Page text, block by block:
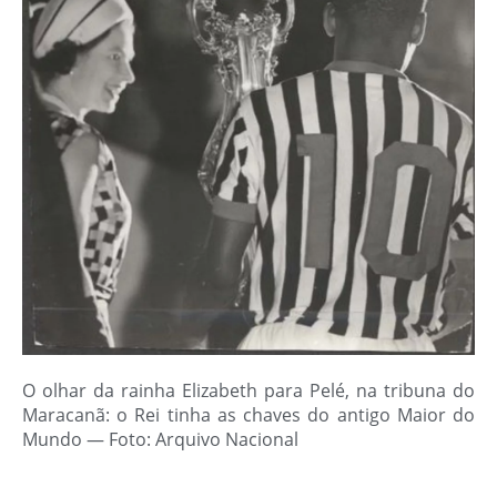
O olhar da rainha Elizabeth para Pelé, na tribuna do
Maracanã: o Rei tinha as chaves do antigo Maior do
Mundo — Foto: Arquivo Nacional